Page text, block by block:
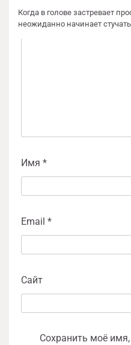
Когда в голове застревает
неожиданно начинает
Имя *
Email *
Сайт
Сохранить моё